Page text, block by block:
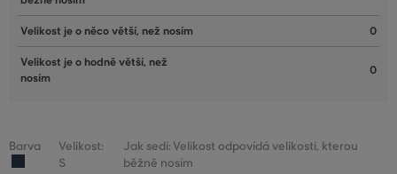
Velikost je o něco větší, než nosím 0
Velikost je o hodně větší, než
nosím
0
Barva
Velikost:
S
Jak sedí: Velikost odpovídá velikosti, kterou
běžně nosím